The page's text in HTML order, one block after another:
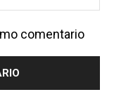
comentario